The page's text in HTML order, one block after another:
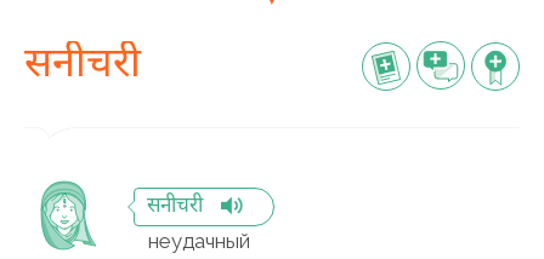
सनीचरी
सनीचरी
неудачный